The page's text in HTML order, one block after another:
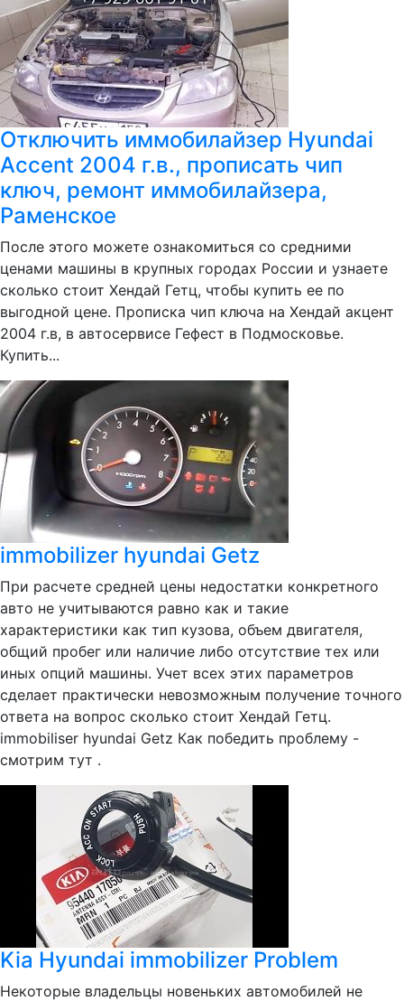
Отключить иммобилайзер Hyundai
Accent 2004 г.в., прописать чип
ключ, ремонт иммобилайзера,
Раменское
После этого можете ознакомиться со средними
ценами машины в крупных городах России и узнаете
сколько стоит Хендай Гетц, чтобы купить ее по
выгодной цене. Прописка чип ключа на Хендай акцент
2004 г.в, в автосервисе Гефест в Подмосковье.
Купить...
immobilizer hyundai Getz
При расчете средней цены недостатки конкретного
авто не учитываются равно как и такие
характеристики как тип кузова, объем двигателя,
общий пробег или наличие либо отсутствие тех или
иных опций машины. Учет всех этих параметров
сделает практически невозможным получение точного
ответа на вопрос сколько стоит Хендай Гетц.
immobiliser hyundai Getz Как победить проблему -
смотрим тут .
Kia Hyundai immobilizer Problem
Некоторые владельцы новеньких автомобилей не